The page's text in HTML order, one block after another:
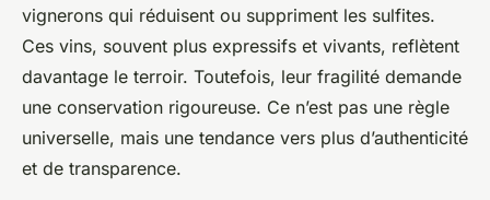
vignerons qui réduisent ou suppriment les sulfites.
Ces vins, souvent plus expressifs et vivants, reflètent
davantage le terroir. Toutefois, leur fragilité demande
une conservation rigoureuse. Ce n’est pas une règle
universelle, mais une tendance vers plus d’authenticité
et de transparence.